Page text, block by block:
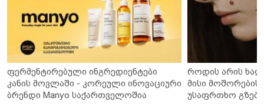
ფერმენტირებული ინგრედიენტები
კანის მოვლაში - კორეული ინოვაციური
ბრენდი Manyo საქართველოშია
როდის არის
მისი მოშორების
უსაფრთხო გზები